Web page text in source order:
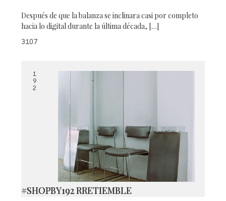
Después de que la balanza se inclinara casi por completo
hacia lo digital durante la última década, […]
3107
1
9
2
#SHOPBY192 RRETIEMBLE